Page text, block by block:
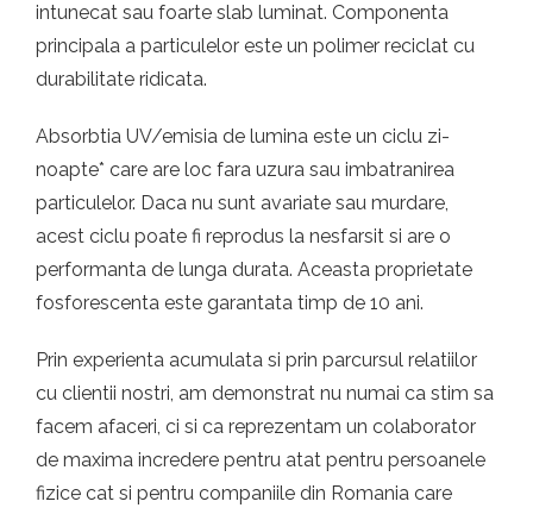
intunecat sau foarte slab luminat. Componenta
principala a particulelor este un polimer reciclat cu
durabilitate ridicata.
Absorbtia UV/emisia de lumina este un ciclu zi-
noapte* care are loc fara uzura sau imbatranirea
particulelor. Daca nu sunt avariate sau murdare,
acest ciclu poate fi reprodus la nesfarsit si are o
performanta de lunga durata. Aceasta proprietate
fosforescenta este garantata timp de 10 ani.
Prin experienta acumulata si prin parcursul relatiilor
cu clientii nostri, am demonstrat nu numai ca stim sa
facem afaceri, ci si ca reprezentam un colaborator
de maxima incredere pentru atat pentru persoanele
fizice cat si pentru companiile din Romania care